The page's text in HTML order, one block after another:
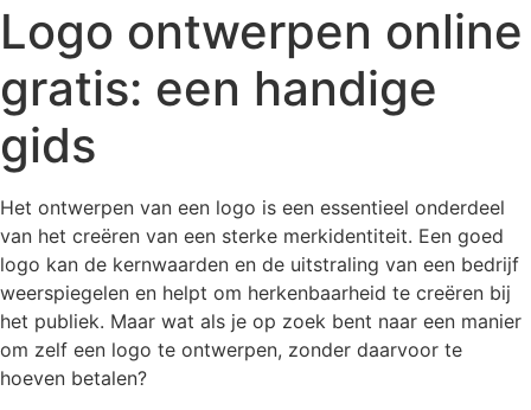
Logo ontwerpen online
gratis: een handige
gids
Het ontwerpen van een logo is een essentieel onderdeel
van het creëren van een sterke merkidentiteit. Een goed
logo kan de kernwaarden en de uitstraling van een bedrijf
weerspiegelen en helpt om herkenbaarheid te creëren bij
het publiek. Maar wat als je op zoek bent naar een manier
om zelf een logo te ontwerpen, zonder daarvoor te
hoeven betalen?